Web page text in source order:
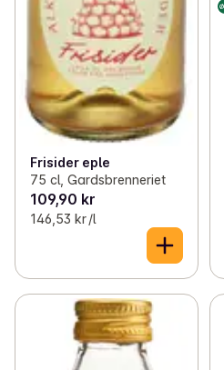
Frisider eple
75 cl, Gardsbrenneriet
109,90 kr
146,53 kr /l